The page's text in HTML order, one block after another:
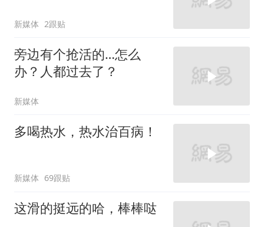
新媒体 2跟贴
旁边有个抢活的…怎么
办？人都过去了？
新媒体
多喝热水，热水治百病！
新媒体 69跟贴
这滑的挺远的哈，棒棒哒